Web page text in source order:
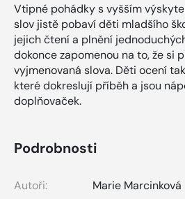
Vtipné pohádky s vyšším
slov jistě pobaví děti mladšího
jejich čtení a plnění
dokonce zapomenou na to, že si
vyjmenovaná slova. Děti ocení
které dokreslují příběh a jsou
doplňovaček.
Podrobnosti
Autoři:
Marie Marcinková